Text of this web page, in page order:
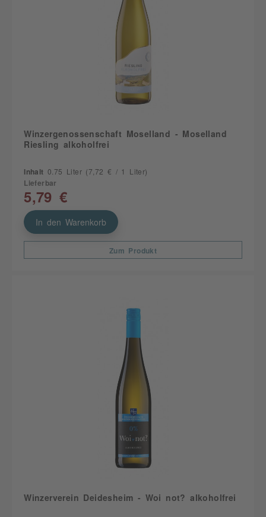
Winzergenossenschaft Moselland - Moselland
Riesling alkoholfrei
Inhalt 0.75 Liter (7,72 € / 1 Liter)
Lieferbar
5,79 €
In den Warenkorb
Zum Produkt
Winzerverein Deidesheim - Woi not? alkoholfrei